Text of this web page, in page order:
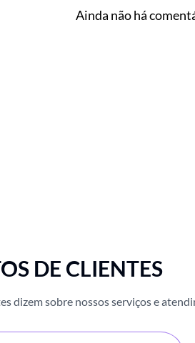
Ainda não há
DE CLIENTES
dizem sobre nossos serviços e